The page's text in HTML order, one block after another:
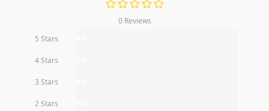
0 Reviews
5 Stars
4 Stars
3 Stars
2 Stars